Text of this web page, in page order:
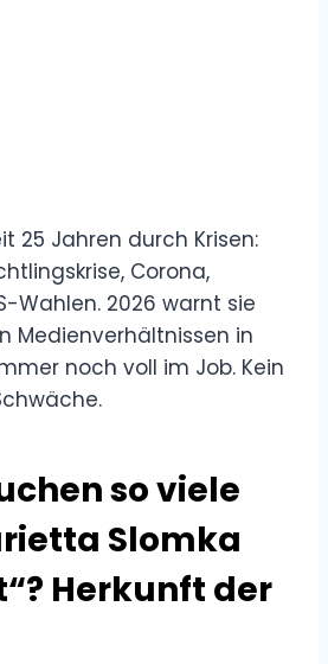
25 Jahren durch Krisen:
Corona,
Wahlen. 2026 warnt sie
Medienverhältnissen in
noch voll im Job. Kein
so viele
Slomka
Herkunft der